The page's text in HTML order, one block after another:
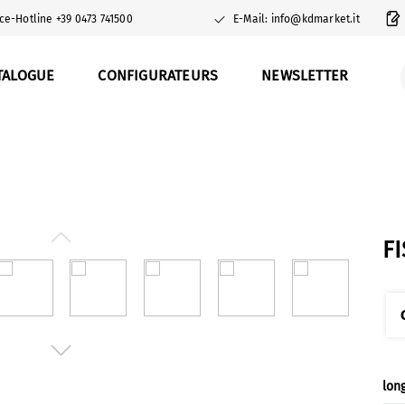
Hotline +39 0473 741500 E-Mail: info@kdmarket.it
CONFIGURATEURS NEWSLETTER